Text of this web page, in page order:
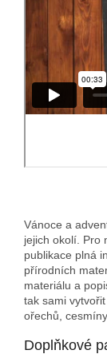
Vánoce a
jejich okolí. Pro
publikace plná
přírodních
materiálu a
tak sami
ořechů,
Doplňkové